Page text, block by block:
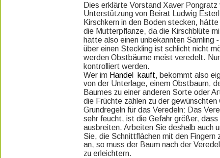
Dies erklärte Vorstand Xaver
Unterstützung von Beirat Ludwig
Kirschkern in den Boden stecken,
die Mutterpflanze, da die Kirschblüte
hätte also einen unbekannten Sämling
über einen Steckling ist schlicht nicht
werden Obstbäume meist veredelt.
kontrolliert werden.
Wer im Handel  kauft, bekommt also
von der Unterlage, einem Obstbaum,
Baumes zu einer anderen Sorte oder
die Früchte zählen zu der
Grundregeln für das Veredeln: Das
sehr feucht, ist die Gefahr größer,
ausbreiten. Arbeiten Sie deshalb auch
Sie, die Schnittflächen mit den
an, so muss der Baum nach der
zu erleichtern.